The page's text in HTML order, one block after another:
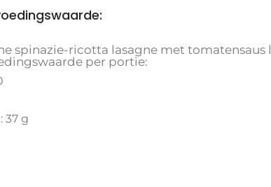
spinazie-ricotta lasagne met tomatensaus
per portie:
37 g